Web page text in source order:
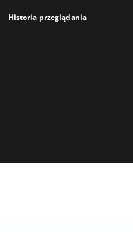
Historia przeglądania